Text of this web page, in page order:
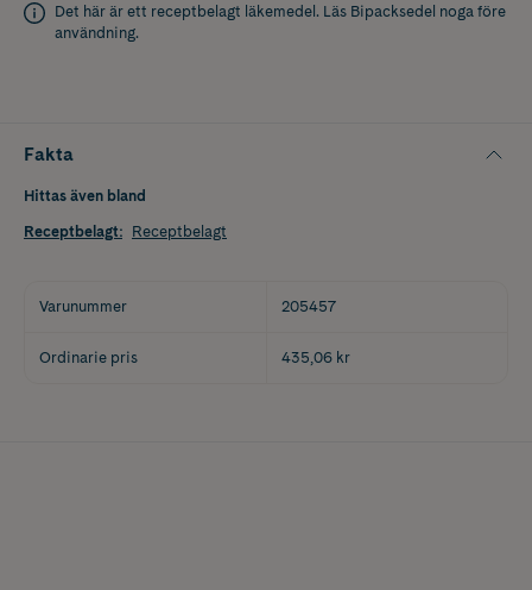
Det här är ett receptbelagt läkemedel. Läs Bipacksedel noga före
användning.
Fakta
Hittas även bland
Receptbelagt: Receptbelagt
Varunummer 205457
Ordinarie pris 435,06 kr